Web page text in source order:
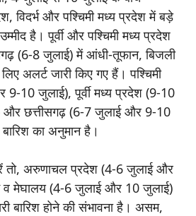
विदर्भ और पश्चिमी मध्य प्रदेश में बड़े
है। पूर्वी और पश्चिमी मध्य प्रदेश
(6-8 जुलाई) में आंधी-तूफान, बिजली
अलर्ट जारी किए गए हैं। पश्चिमी
10 जुलाई), पूर्वी मध्य प्रदेश (9-10
और छत्तीसगढ़ (6-7 जुलाई और 9-10
का अनुमान है।
करें तो, अरुणाचल प्रदेश (4-6 जुलाई और
मेघालय (4-6 जुलाई और 10 जुलाई)
बारिश होने की संभावना है। असम,